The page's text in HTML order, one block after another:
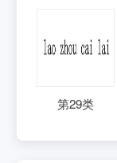
第29类